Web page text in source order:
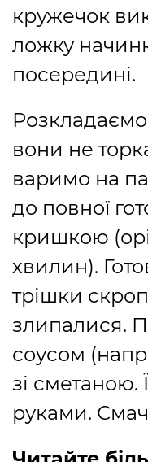
кружечок
ложку
посередині.
вони не
варимо на
до повної
кришкою
хвилин).
трішки
злипалися.
соусом
зі сметаною.
руками.